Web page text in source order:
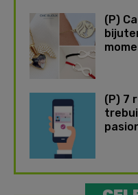
(P)
(P) 7